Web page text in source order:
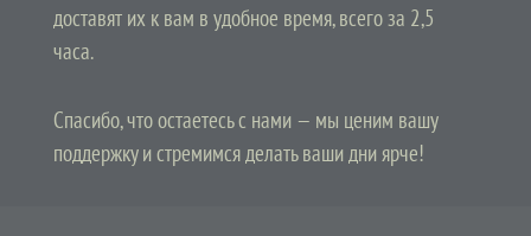
доставят их к вам в удобное время, всего за 2,5
часа.
Спасибо, что остаетесь с нами — мы ценим вашу
поддержку и стремимся делать ваши дни ярче!